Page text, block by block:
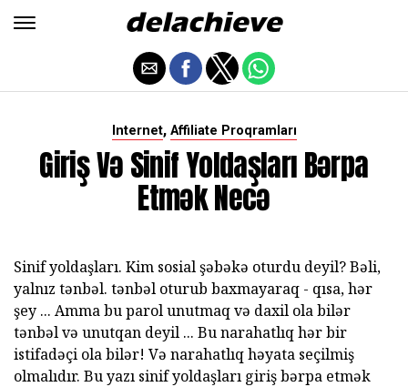
Internet, Affiliate Proqramları
Giriş Və Sinif Yoldaşları Bərpa
Etmək Necə
Sinif yoldaşları. Kim sosial şəbəkə oturdu deyil? Bəli,
yalnız tənbəl. tənbəl oturub baxmayaraq - qısa, hər
şey ... Amma bu parol unutmaq və daxil ola bilər
tənbəl və unutqan deyil ... Bu narahatlıq hər bir
istifadəçi ola bilər! Və narahatlıq həyata seçilmiş
olmalıdır. Bu yazı sinif yoldaşları giriş bərpa etmək